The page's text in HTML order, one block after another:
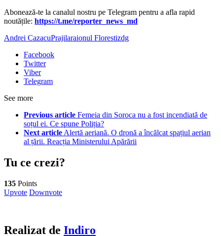
Abonează-te la canalul nostru pe Telegram pentru a afla rapid
noutățile: https://t.me/reporter_news_md
Andrei CazacuPrajilaraionul Florestizdg
Facebook
Twitter
Viber
Telegram
See more
Previous article Femeia din Soroca nu a fost incendiată de
soțul ei. Ce spune Poliția?
Next article Alertă aeriană. O dronă a încălcat spațiul aerian
al țării. Reacția Ministerului Apărării
Tu ce crezi?
135 Points
Upvote Downvote
Realizat de Indiro